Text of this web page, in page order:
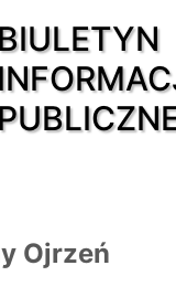
BIULETYN
Ojrzeń